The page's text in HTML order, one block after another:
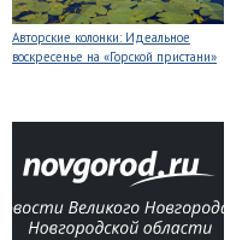
Авторские колонки: Идеальное
воскресенье на «Горской пристани»